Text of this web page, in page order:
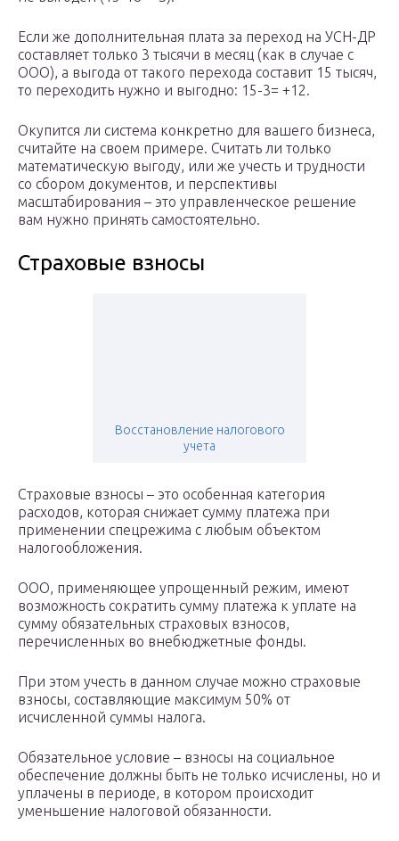
Если же дополнительная плата за переход на УСН-ДР
составляет только 3 тысячи в месяц (как в случае с
ООО), а выгода от такого перехода составит 15 тысяч,
то переходить нужно и выгодно: 15-3= +12.
Окупится ли система конкретно для вашего бизнеса,
считайте на своем примере. Считать ли только
математическую выгоду, или же учесть и трудности
со сбором документов, и перспективы
масштабирования – это управленческое решение
вам нужно принять самостоятельно.
Страховые взносы
Восстановление налогового
учета
Страховые взносы – это особенная категория
расходов, которая снижает сумму платежа при
применении спецрежима с любым объектом
налогообложения.
ООО, применяющее упрощенный режим, имеют
возможность сократить сумму платежа к уплате на
сумму обязательных страховых взносов,
перечисленных во внебюджетные фонды.
При этом учесть в данном случае можно страховые
взносы, составляющие максимум 50% от
исчисленной суммы налога.
Обязательное условие – взносы на социальное
обеспечение должны быть не только исчислены, но и
уплачены в периоде, в котором происходит
уменьшение налоговой обязанности.